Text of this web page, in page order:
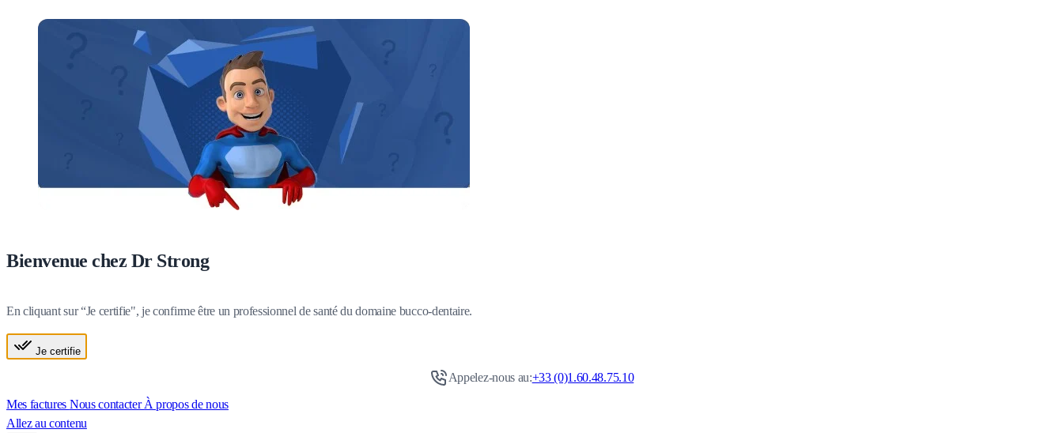
Bienvenue chez Dr Strong
En cliquant sur “Je certifie", je confirme être un professionnel de santé du domaine bucco-dentaire.
Je certifie
Appelez-nous au:+33 (0)1.60.48.75.10
Mes factures Nous contacterÀ propos de nous
Allez au contenu